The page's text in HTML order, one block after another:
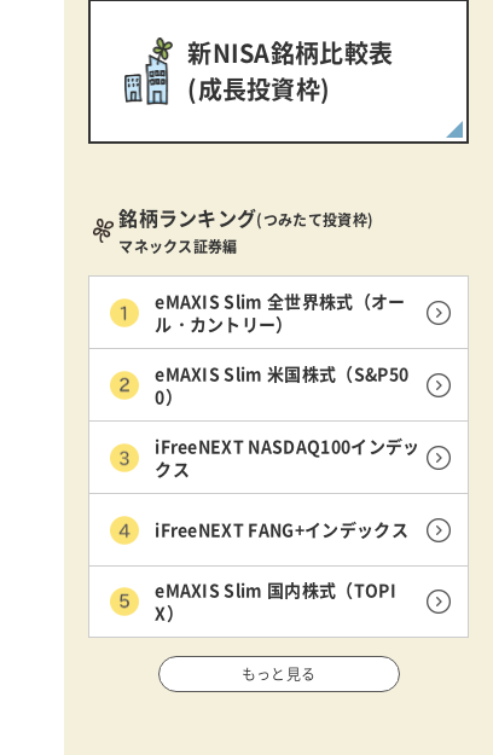
新NISA銘柄比較表
(成長投資枠)
銘柄ランキング(つみたて投資枠)
マネックス証券編
eMAXIS Slim 全世界株式（オー
ル・カントリー）
eMAXIS Slim 米国株式（S&P50
0）
iFreeNEXT NASDAQ100インデッ
クス
iFreeNEXT FANG+インデックス
eMAXIS Slim 国内株式（TOPI
X）
もっと見る